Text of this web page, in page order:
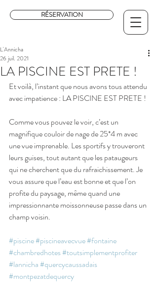
RÉSERVATION
LA PISCINE EST PRETE !
L'Annicha
26 juil. 2021
Et voilà, l’instant que nous avons tous attendu
avec impatience : LA PISCINE EST PRETE !
Comme vous pouvez le voir, c’est un
magnifique couloir de nage de 25*4 m avec
une vue imprenable. Les sportifs y trouveront
leurs guises, tout autant que les pataugeurs
qui ne cherchent que du rafraichissement. Je
vous assure que l’eau est bonne et que l’on
profite du paysage, même quand une
impressionnante moissonneuse passe dans un
champ voisin.
#piscine#piscineavecvue#fontaine
#chambredhotes#toutsimplementprofiter
#lannicha#quercycaussadais
#montpezatdequercy